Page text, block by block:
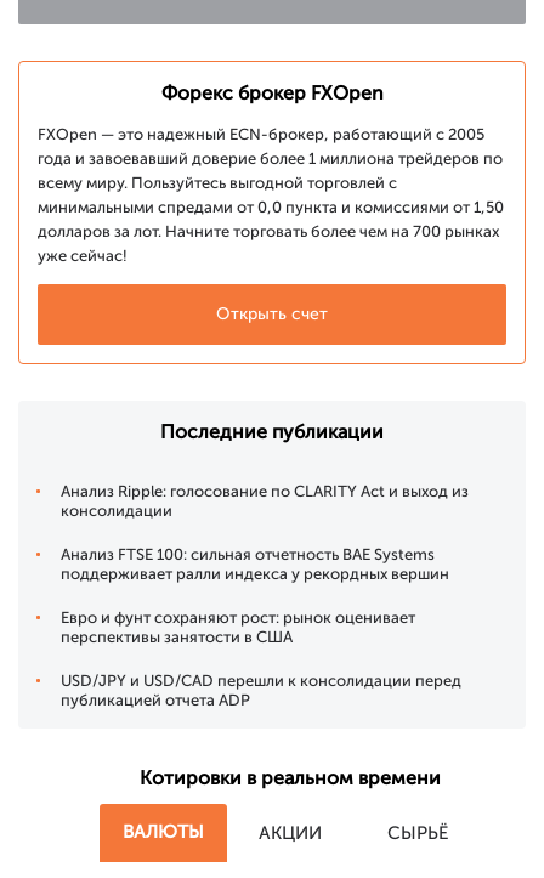
Форекс брокер FXOpen
FXOpen — это надежный ECN-брокер, работающий с 2005
года и завоевавший доверие более 1 миллиона трейдеров по
всему миру. Пользуйтесь выгодной торговлей с
минимальными спредами от 0,0 пункта и комиссиями от 1,50
долларов за лот. Начните торговать более чем на 700 рынках
уже сейчас!
Открыть счет
Последние публикации
Анализ Ripple: голосование по CLARITY Act и выход из
консолидации
Анализ FTSE 100: сильная отчетность BAE Systems
поддерживает ралли индекса у рекордных вершин
Евро и фунт сохраняют рост: рынок оценивает
перспективы занятости в США
USD/JPY и USD/CAD перешли к консолидации перед
публикацией отчета ADP
Котировки в реальном времени
ВАЛЮТЫ АКЦИИ СЫРЬЁ